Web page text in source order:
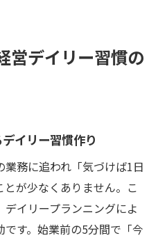
営デイリー習慣の
イリー習慣作り
務に追われ「気づけば1日
が少なくありません。こ
イリープランニングによ
す。始業前の5分間で「今